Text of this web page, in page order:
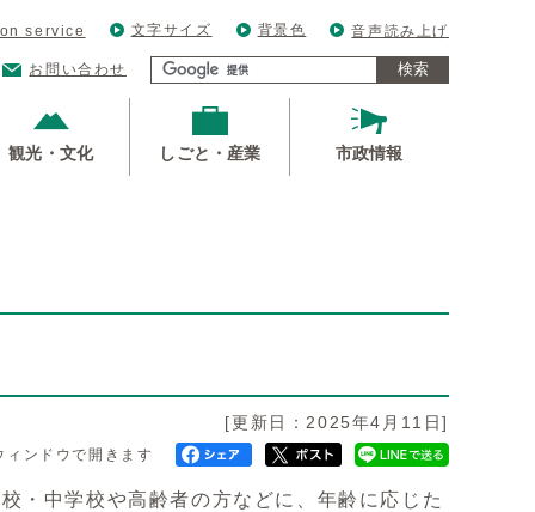
service 文字サイズ 背景色 音声読み上げ
お問い合わせ 検索
観光・文化 しごと・産業 市政情報
[更新日：2025年4月11日]
ィンドウで開きます
・中学校や高齢者の方などに、年齢に応じた